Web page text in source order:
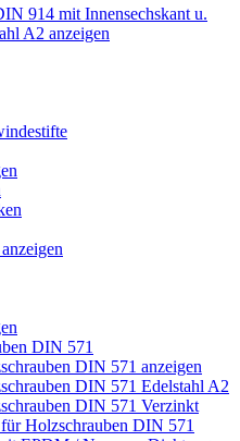
914 mit Innensechskant u.
A2 anzeigen
DIN 571
DIN 571 anzeigen
DIN 571 Edelstahl A2
DIN 571 Verzinkt
Holzschrauben DIN 571